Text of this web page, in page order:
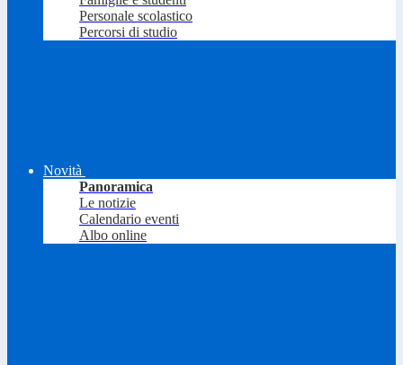
Personale scolastico
Percorsi di studio
Novità
Panoramica
Le notizie
Calendario eventi
Albo online